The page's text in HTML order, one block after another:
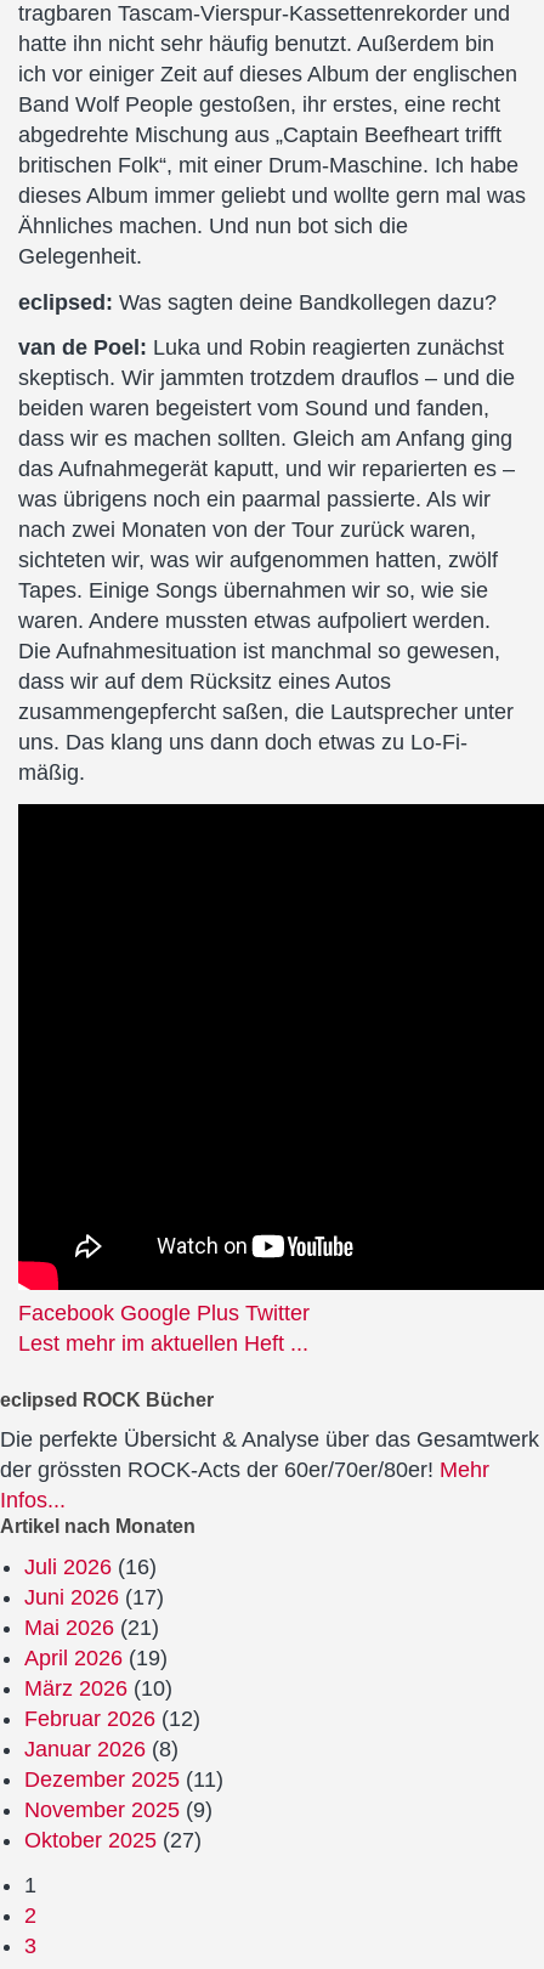
tragbaren Tascam-Vierspur-Kassettenrekorder und
hatte ihn nicht sehr häufig benutzt. Außerdem bin
ich vor einiger Zeit auf dieses Album der englischen
Band Wolf People gestoßen, ihr erstes, eine recht
abgedrehte Mischung aus „Captain Beefheart trifft
britischen Folk“, mit einer Drum-Maschine. Ich habe
dieses Album immer geliebt und wollte gern mal was
Ähnliches machen. Und nun bot sich die
Gelegenheit.
eclipsed: Was sagten deine Bandkollegen dazu?
van de Poel: Luka und Robin reagierten zunächst
skeptisch. Wir jammten trotzdem drauflos – und die
beiden waren begeistert vom Sound und fanden,
dass wir es machen sollten. Gleich am Anfang ging
das Aufnahmegerät kaputt, und wir reparierten es –
was übrigens noch ein paarmal passierte. Als wir
nach zwei Monaten von der Tour zurück waren,
sichteten wir, was wir aufgenommen hatten, zwölf
Tapes. Einige Songs übernahmen wir so, wie sie
waren. Andere mussten etwas aufpoliert werden.
Die Aufnahmesituation ist manchmal so gewesen,
dass wir auf dem Rücksitz eines Autos
zusammengepfercht saßen, die Lautsprecher unter
uns. Das klang uns dann doch etwas zu Lo-Fi-
mäßig.
Facebook Google Plus Twitter
Lest mehr im aktuellen Heft ...
eclipsed ROCK Bücher
Die perfekte Übersicht & Analyse über das Gesamtwerk
der grössten ROCK-Acts der 60er/70er/80er! Mehr
Infos...
Artikel nach Monaten
Juli 2026 (16)
Juni 2026 (17)
Mai 2026 (21)
April 2026 (19)
März 2026 (10)
Februar 2026 (12)
Januar 2026 (8)
Dezember 2025 (11)
November 2025 (9)
Oktober 2025 (27)
1
2
3